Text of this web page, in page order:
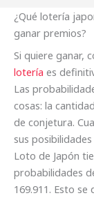
¿Qué lotería
ganar premios?
Si quiere ganar,
lotería es
Las
cosas: la
de conjetura.
sus
Loto de Japón
probabilidades
169.911. Esto